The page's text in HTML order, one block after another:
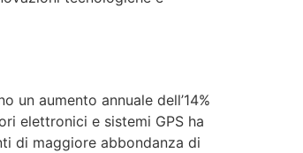
un aumento annuale dell’14%
elettronici e sistemi GPS ha
di maggiore abbondanza di